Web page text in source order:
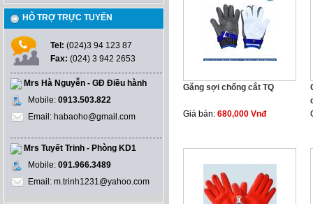
HỖ TRỢ TRỰC TUYẾN
Tel: (024)3 94 123 87
Fax: (024) 3 942 2653
Mrs Hà Nguyễn - GĐ Điều hành
Mobile: 0913.503.822
Email: habaoho@gmail.com
Mrs Tuyết Trinh - Phòng KD1
Mobile: 091.966.3489
Email: m.trinh1231@yahoo.com
Găng sợi chống cắt TQ
Giá bán: 680,000 Vnđ